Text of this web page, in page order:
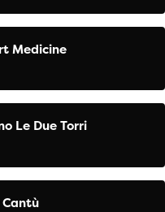
Medicine
Le Due Torri